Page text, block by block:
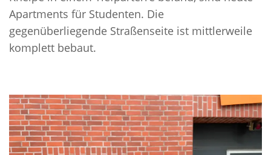
Apartments für Studenten. Die
gegenüberliegende Straßenseite ist mittlerweile
komplett bebaut.